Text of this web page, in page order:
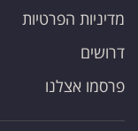
מדיניות הפרטיות
דרושים
פרסמו אצלנו